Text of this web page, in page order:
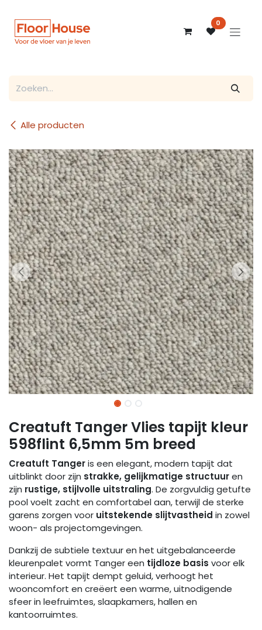
0
Alle producten
Creatuft Tanger Vlies tapijt kleur
598flint 6,5mm 5m breed
Creatuft Tangeris een elegant, modern tapijt dat
uitblinkt door zijn strakke, gelijkmatige structuuren
zijn rustige, stijlvolle uitstraling. De zorgvuldig getufte
pool voelt zacht en comfortabel aan, terwijl de sterke
garens zorgen voor uitstekende slijtvastheid in zowel
woon- als projectomgevingen.
Dankzij de subtiele textuur en het uitgebalanceerde
kleurenpalet vormt Tanger een tijdloze basis voor elk
interieur. Het tapijt dempt geluid, verhoogt het
wooncomfort en creëert een warme, uitnodigende
sfeer in leefruimtes, slaapkamers, hallen en
kantoorruimtes.